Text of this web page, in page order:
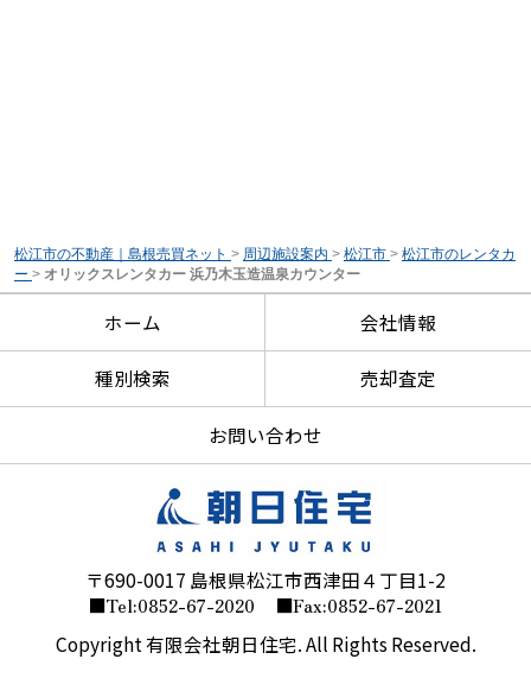
松江市の不動産｜島根売買ネット > 周辺施設案内 > 松江市 > 松江市のレンタカ
ー > オリックスレンタカー 浜乃木玉造温泉カウンター
ホーム 会社情報
種別検索 売却査定
お問い合わせ
〒690-0017 島根県松江市西津田４丁目1-2
■Tel:0852-67-2020 ■Fax:0852-67-2021
Copyright 有限会社朝日住宅. All Rights Reserved.